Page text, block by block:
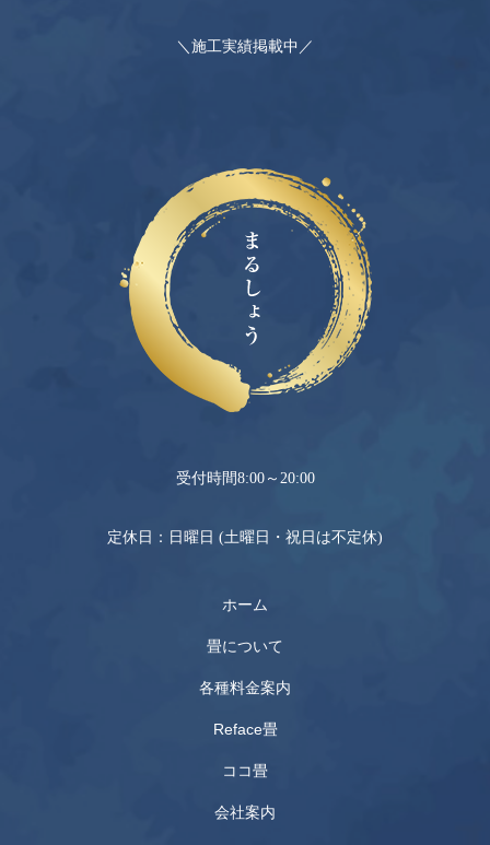
＼施工実績掲載中／
受付時間8:00～20:00
定休日：日曜日 (土曜日・祝日は不定休)
ホーム
畳について
各種料金案内
Reface畳
ココ畳
会社案内